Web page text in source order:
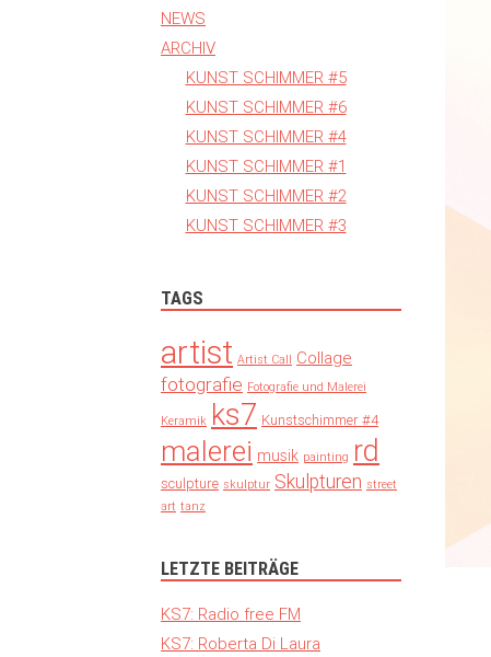
NEWS
ARCHIV
KUNST SCHIMMER #5
KUNST SCHIMMER #6
KUNST SCHIMMER #4
KUNST SCHIMMER #1
KUNST SCHIMMER #2
KUNST SCHIMMER #3
TAGS
artist Artist Call Collage
fotografie Fotografie und Malerei
Keramik ks7 Kunstschimmer #4
malerei musik painting rd
sculpture skulptur Skulpturen street
art tanz
LETZTE BEITRÄGE
KS7: Radio free FM
KS7: Roberta Di Laura